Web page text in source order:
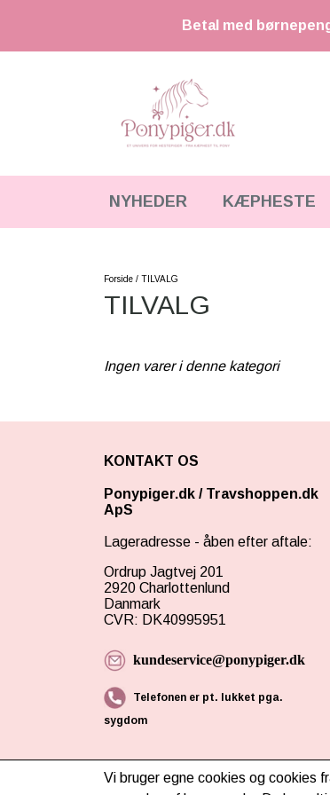
Betal med
NYHEDER KÆPHESTE
STRIGLER & TILBEHØR
UDSTYR & TILBEHØR
SPRING & FORHINDRINGER
LEMIEUX X DISNEY HOBBY HORSE
🎅🏻 JULEUDSTYR TIL KÆPHEST
LEMIEUX MINI TOY PONY & TILBEHØR
HKM CUDDLE PONY
LEGETØJS HESTE
BY ASTRUP BAMSE UNIVERS
TØJ & ACCESSORIES
HÅR, SMYKKER & TILBEHØR
SCHLEICH® HEST & TILBEHØR
SKOLE, KREA & TILBEHØR
SJOVE HESTE TING
Forside TILVALG
TILVALG
Ingen varer i denne kategori
KONTAKT OS
Ponypiger.dk / Travshoppen.dk
ApS
Lageradresse - åben efter aftale:
Ordrup Jagtvej 201
2920 Charlottenlund
Danmark
CVR: DK40995951
kundeservice@ponypiger.dk
Telefonen er pt. lukket pga.
sygdom
Vi bruger egne cookies og cookies